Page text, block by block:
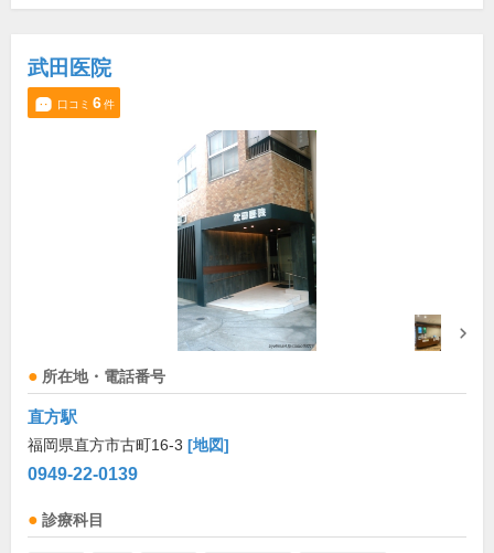
武田医院
口コミ 6件
所在地・電話番号
直方駅
福岡県直方市古町16-3 [地図]
0949-22-0139
診療科目